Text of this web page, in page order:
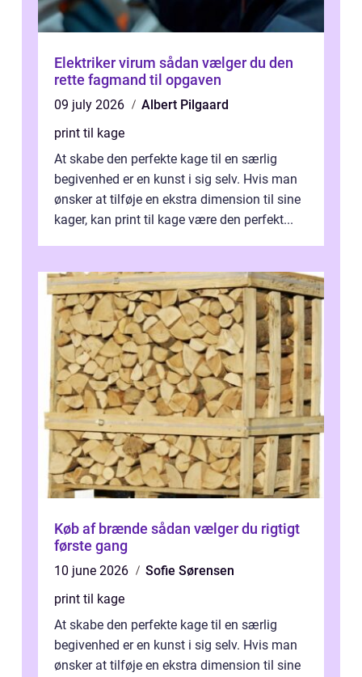
Elektriker virum sådan vælger du den
rette fagmand til opgaven
09 july 2026
Albert Pilgaard
print til kage
At skabe den perfekte kage til en særlig
begivenhed er en kunst i sig selv. Hvis man
ønsker at tilføje en ekstra dimension til sine
kager, kan print til kage være den perfekt...
Køb af brænde sådan vælger du rigtigt
første gang
10 june 2026
Sofie Sørensen
print til kage
At skabe den perfekte kage til en særlig
begivenhed er en kunst i sig selv. Hvis man
ønsker at tilføje en ekstra dimension til sine